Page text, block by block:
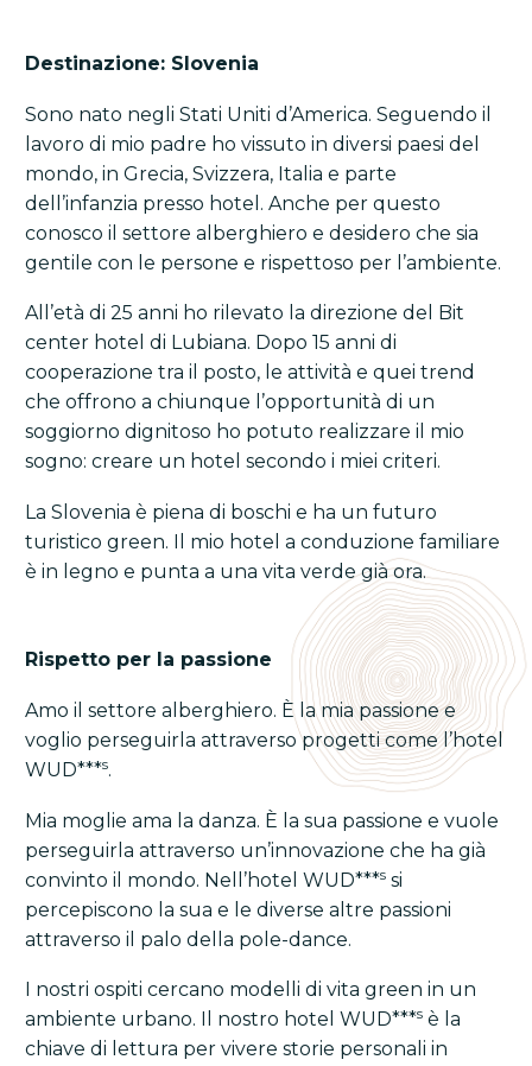
Destinazione: Slovenia
Sono nato negli Stati Uniti d’America. Seguendo il
lavoro di mio padre ho vissuto in diversi paesi del
mondo, in Grecia, Svizzera, Italia e parte
dell’infanzia presso hotel. Anche per questo
conosco il settore alberghiero e desidero che sia
gentile con le persone e rispettoso per l’ambiente.
All’età di 25 anni ho rilevato la direzione del Bit
center hotel di Lubiana. Dopo 15 anni di
cooperazione tra il posto, le attività e quei trend
che offrono a chiunque l’opportunità di un
soggiorno dignitoso ho potuto realizzare il mio
sogno: creare un hotel secondo i miei criteri.
La Slovenia è piena di boschi e ha un futuro
turistico green. Il mio hotel a conduzione familiare
è in legno e punta a una vita verde già ora.
Rispetto per la passione
Amo il settore alberghiero. È la mia passione e
voglio perseguirla attraverso progetti come l’hotel
WUD***s.
Mia moglie ama la danza. È la sua passione e vuole
perseguirla attraverso un’innovazione che ha già
convinto il mondo. Nell’hotel WUD***s si
percepiscono la sua e le diverse altre passioni
attraverso il palo della pole-dance.
I nostri ospiti cercano modelli di vita green in un
ambiente urbano. Il nostro hotel WUD***s è la
chiave di lettura per vivere storie personali in